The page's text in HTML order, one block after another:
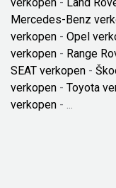
Mercedes-Benz
verkopen - Opel
verkopen - Range
SEAT verkopen -
verkopen - Toyota
verkopen - ...